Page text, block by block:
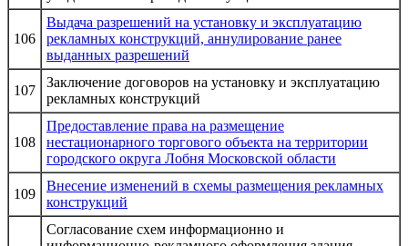
106
Выдача разрешений на установку и эксплуатацию
рекламных конструкций, аннулирование ранее
выданных разрешений
107
Заключение договоров на установку и эксплуатацию
рекламных конструкций
108
Предоставление права на размещение
нестационарного торгового объекта на территории
городского округа Лобня Московской области
109
Внесение изменений в схемы размещения рекламных
конструкций
Согласование схем информационно и